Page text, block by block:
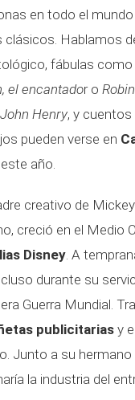
en todo el
clásicos. Hablamos
fábulas como
el encantador o
John Henry, y
pueden verse en
año.
creativo de
creció en el Medio
Disney. A
durante su
Guerra Mundial.
publicitarias y
Junto a su
la industria del